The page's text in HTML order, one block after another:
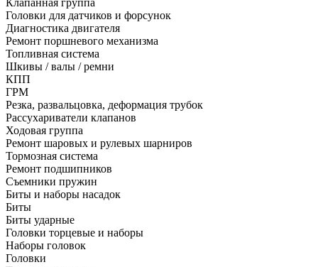
Клапанная группа
Головки для датчиков и форсунок
Диагностика двигателя
Ремонт поршневого механизма
Топливная система
Шкивы / валы / ремни
КПП
ГРМ
Резка, развальцовка, деформация трубок
Рассухариватели клапанов
Ходовая группа
Ремонт шаровых и рулевых шарниров
Тормозная система
Ремонт подшипников
Съемники пружин
Биты и наборы насадок
Биты
Биты ударные
Головки торцевые и наборы
Наборы головок
Головки